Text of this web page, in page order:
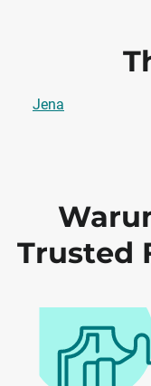
Jena
Trusted